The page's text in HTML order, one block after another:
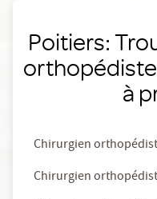
Poitiers:
à
Chirurgien
Chirurgien